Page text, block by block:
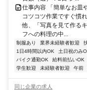
仕事内容 「簡単なお皿
コツコツ作業ですぐ慣
他、「写真を見て作る
フへの料理の中...
制服あり 業界未経験者歓迎
1日4時間以内OK
土日祝のみ
バイク通勤OK
給料前払いOK
学生歓迎
未経験者歓迎 午前
同じ企業の求人